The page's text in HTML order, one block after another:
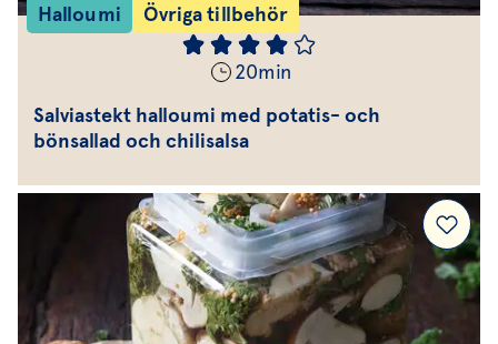
Halloumi Övriga tillbehör
20min
Salviastekt halloumi med potatis- och
bönsallad och chilisalsa